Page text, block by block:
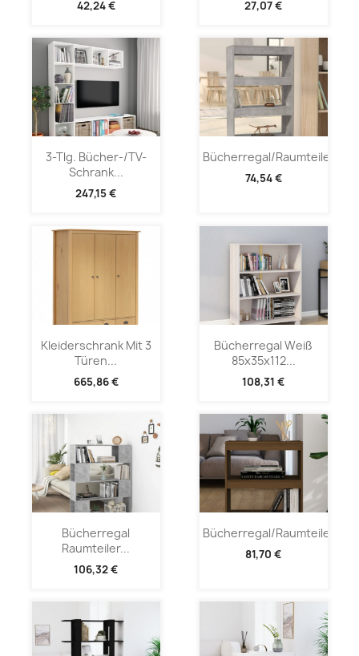
42,24 € 27,07 €
3-Tlg. Bücher-/TV-
Schrank...
247,15 €
Bücherregal/Raumteiler...
74,54 €
Kleiderschrank Mit 3
Türen...
665,86 €
Bücherregal Weiß
85x35x112...
108,31 €
Bücherregal
Raumteiler...
106,32 €
Bücherregal/Raumteiler...
81,70 €